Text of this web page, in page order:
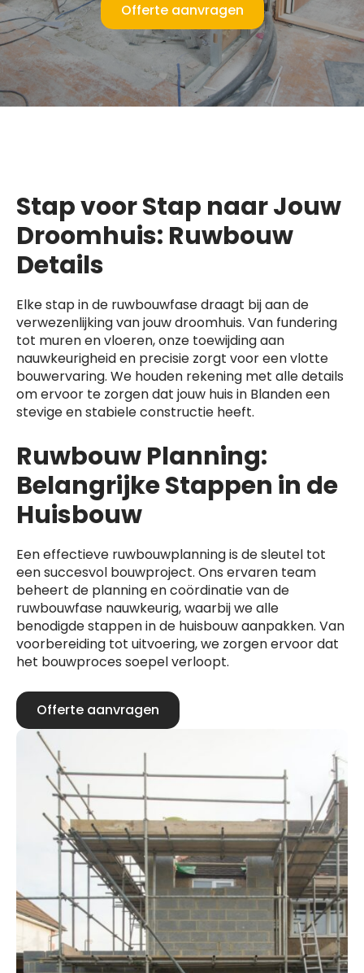
Offerte aanvragen
Stap voor Stap naar Jouw
Droomhuis: Ruwbouw
Details
Elke stap in de ruwbouwfase draagt bij aan de
verwezenlijking van jouw droomhuis. Van fundering
tot muren en vloeren, onze toewijding aan
nauwkeurigheid en precisie zorgt voor een vlotte
bouwervaring. We houden rekening met alle details
om ervoor te zorgen dat jouw huis in Blanden een
stevige en stabiele constructie heeft.
Ruwbouw Planning:
Belangrijke Stappen in de
Huisbouw
Een effectieve ruwbouwplanning is de sleutel tot
een succesvol bouwproject. Ons ervaren team
beheert de planning en coördinatie van de
ruwbouwfase nauwkeurig, waarbij we alle
benodigde stappen in de huisbouw aanpakken. Van
voorbereiding tot uitvoering, we zorgen ervoor dat
het bouwproces soepel verloopt.
Offerte aanvragen